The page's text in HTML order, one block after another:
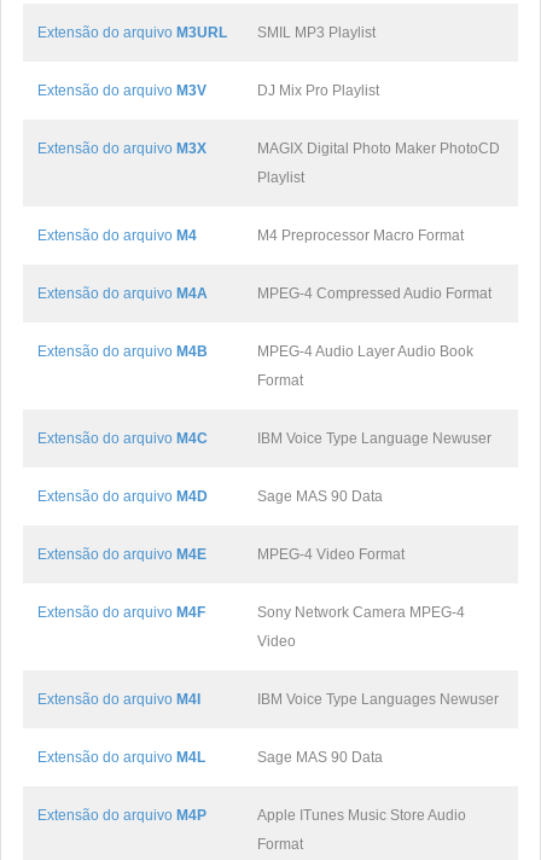
Extensão do arquivo M3URL SMIL MP3 Playlist
Extensão do arquivo M3V DJ Mix Pro Playlist
Extensão do arquivo M3X
MAGIX Digital Photo Maker PhotoCD
Playlist
Extensão do arquivo M4 M4 Preprocessor Macro Format
Extensão do arquivo M4A MPEG-4 Compressed Audio Format
Extensão do arquivo M4B
MPEG-4 Audio Layer Audio Book
Format
Extensão do arquivo M4C IBM Voice Type Language Newuser
Extensão do arquivo M4D Sage MAS 90 Data
Extensão do arquivo M4E MPEG-4 Video Format
Extensão do arquivo M4F
Sony Network Camera MPEG-4
Video
Extensão do arquivo M4I IBM Voice Type Languages Newuser
Extensão do arquivo M4L Sage MAS 90 Data
Extensão do arquivo M4P
Apple ITunes Music Store Audio
Format